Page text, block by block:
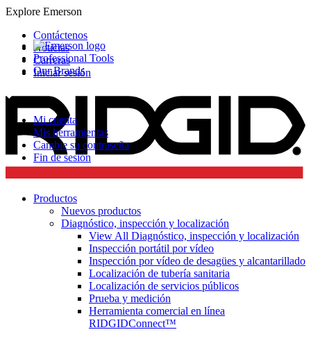
Explore Emerson
Professional Tools
Our Brands
Contáctenos
Noticias
Carreras
Iniciar sesión
Mi cuenta
Mis herramientas
Cambie su contraseña
Fin de sesión
Productos
Nuevos productos
Diagnóstico, inspección y localización
View All Diagnóstico, inspección y localización
Inspección portátil por vídeo
Inspección por vídeo de desagües y alcantarillado
Localización de tubería sanitaria
Localización de servicios públicos
Prueba y medición
Herramienta comercial en línea
RIDGIDConnect™